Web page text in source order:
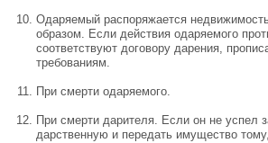
Одаряемый распоряжается
образом. Если действия одаряемого
соответствуют договору дарения,
требованиям.
При смерти одаряемого.
При смерти дарителя. Если он не успел
дарственную и передать имущество